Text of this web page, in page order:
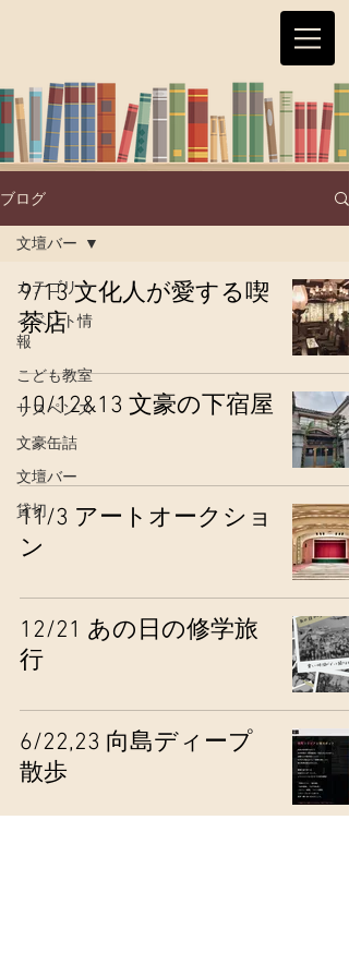
ブログ
カテゴリー
イベント情
報
こども教室
サスペンス
文豪缶詰
文壇バー
貸切
文壇バー
9/13 文化人が愛する喫
茶店
10/12&13 文豪の下宿屋
11/3 アートオークショ
ン
12/21 あの日の修学旅
行
6/22,23 向島ディープ
散歩